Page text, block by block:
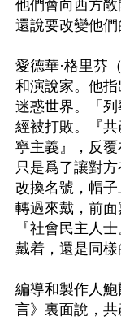
他們會向西方敞
還說要改變他們
愛德華·格里芬
和演說家。他
迷惑世界。「
經被打敗。『
寧主義』，反覆
只是爲了讓對
改換名號，帽
轉過來戴，前面
『社會民主人
戴着，還是同樣
編導和製作人
言》裏面說，